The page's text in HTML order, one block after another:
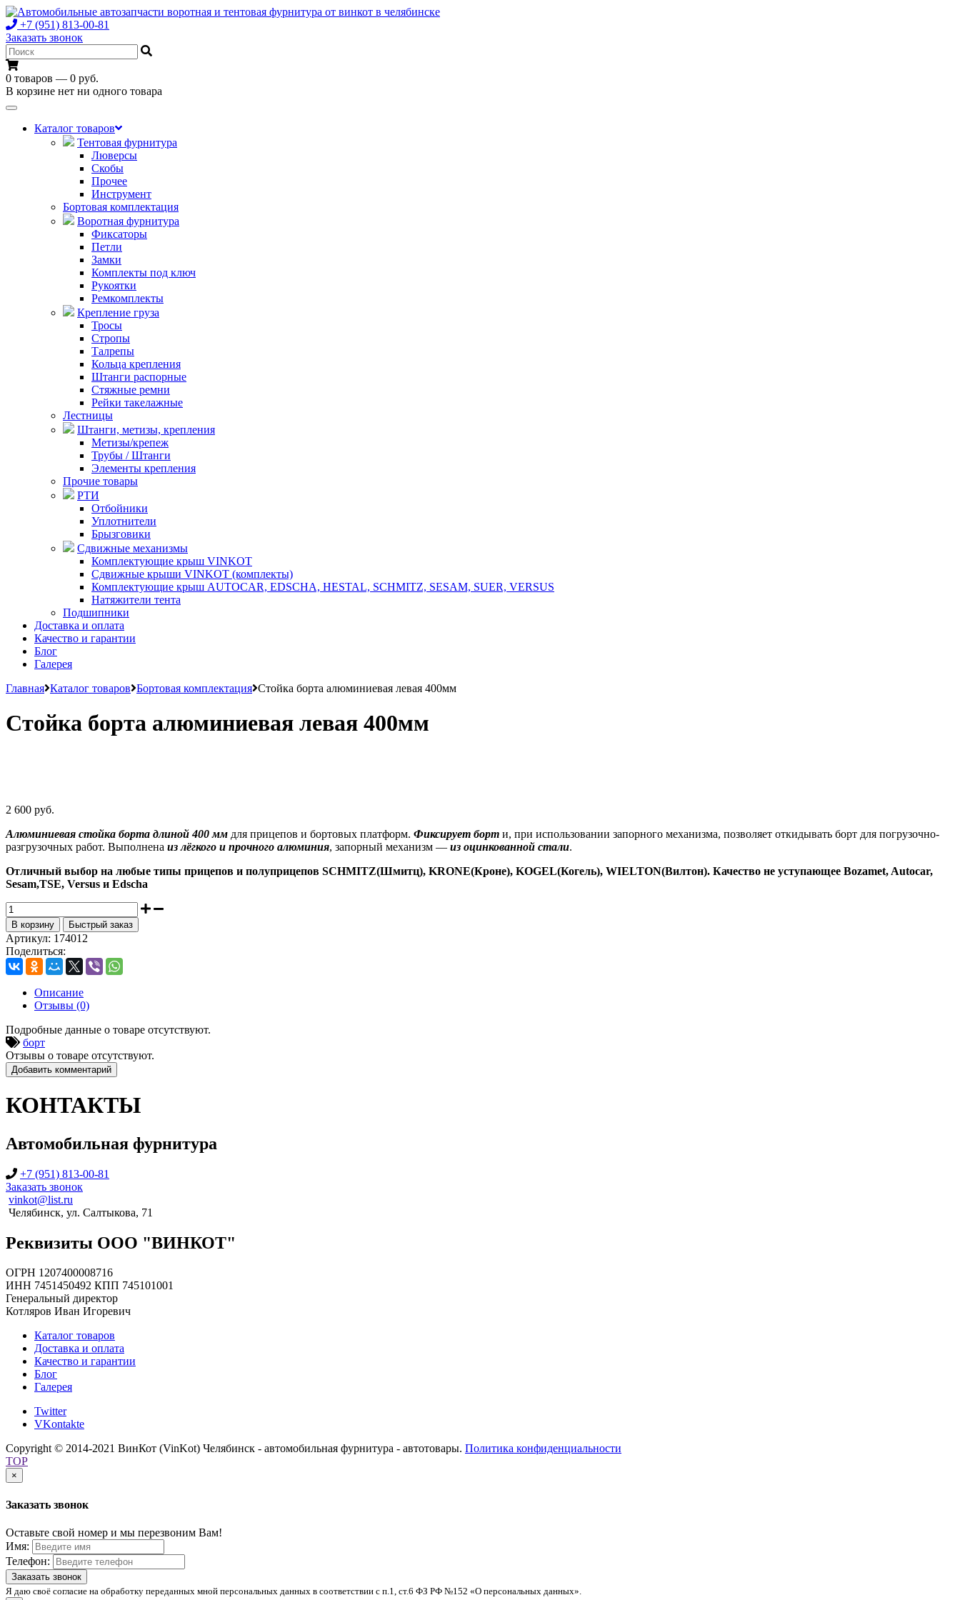
+7 (951) 813-00-81
Заказать звонок
0 товаров — 0 руб.
В корзине нет ни одного товара
Toggle
navigationКаталог товаров
Тентовая фурнитура
Люверсы
Скобы
Прочее
Инструмент
Бортовая комплектация
Воротная фурнитура
Фиксаторы
Петли
Замки
Комплекты под ключ
Рукоятки
Ремкомплекты
Крепление груза
Тросы
Стропы
Талрепы
Кольца крепления
Штанги распорные
Стяжные ремни
Рейки такелажные
Лестницы
Штанги, метизы, крепления
Метизы/крепеж
Трубы / Штанги
Элементы крепления
Прочие товары
РТИ
Отбойники
Уплотнители
Брызговики
Сдвижные механизмы
Комплектующие крыш VINKOT
Сдвижные крыши VINKOT (комплекты)
Комплектующие крыш AUTOCAR, EDSCHA, HESTAL, SCHMITZ, SESAM, SUER, VERSUS
Натяжители тента
Подшипники
Доставка и оплата
Качество и гарантии
Блог
Галерея
Главная Каталог товаров Бортовая комплектация Стойка борта алюминиевая левая 400мм
Стойка борта алюминиевая левая 400мм
2 600 руб.
Алюминиевая стойка борта длиной 400 мм для прицепов и бортовых платформ. Фиксирует борт и, при использовании запорного механизма, позволяет откидывать борт для погрузочно-
разгрузочных работ. Выполнена из лёгкого и прочного алюминия, запорный механизм — из оцинкованной стали.
Отличный выбор на любые типы прицепов и полуприцепов SCHMITZ(Шмитц), KRONE(Кроне), KOGEL(Когель), WIELTON(Вилтон). Качество не уступающее Bozamet, Autocar,
Sesam,TSE, Versus и Edscha
В корзину Быстрый заказ
Артикул: 174012
Поделиться:
Описание
Отзывы (0)
Подробные данные о товаре отсутствуют.
борт
Отзывы о товаре отсутствуют.
Добавить комментарий
КОНТАКТЫ
Автомобильная фурнитура
+7 (951) 813-00-81
Заказать звонок
vinkot@list.ru
Челябинск, ул. Салтыкова, 71
Реквизиты ООО "ВИНКОТ"
ОГРН 1207400008716
ИНН 7451450492 КПП 745101001
Генеральный директор
Котляров Иван Игоревич
Каталог товаров
Доставка и оплата
Качество и гарантии
Блог
Галерея
Twitter
VKontakte
Copyright © 2014-2021 ВинКот (VinKot) Челябинск - автомобильная фурнитура - автотовары. Политика конфиденциальности
TOP
×
Заказать звонок
Оставьте свой номер и мы перезвоним Вам!
Имя:
Телефон:
Заказать звонок
Я даю своё согласие на обработку переданных мной персональных данных в соответствии с п.1, ст.6 ФЗ РФ №152 «О персональных данных».